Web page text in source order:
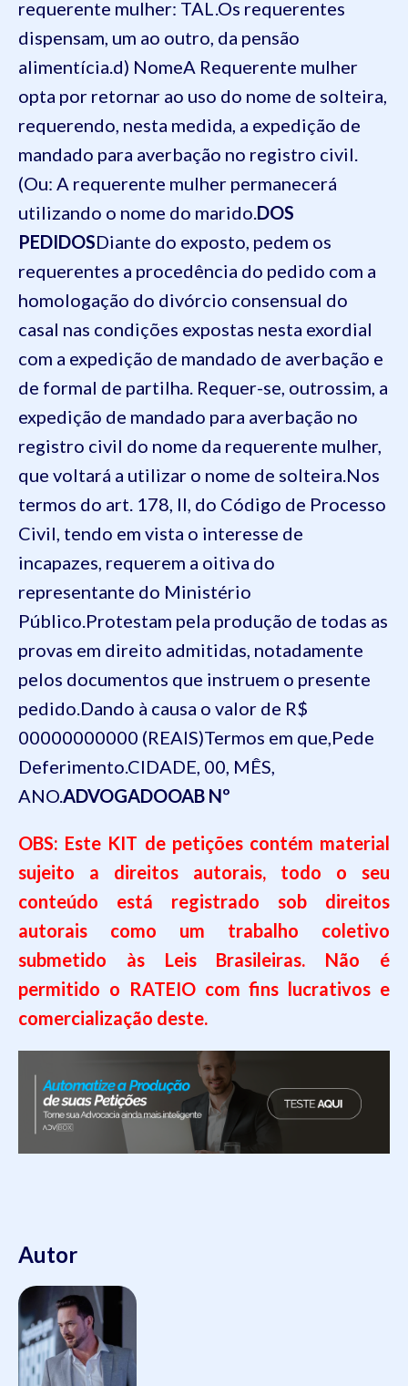
requerente mulher: TAL.Os requerentes
dispensam, um ao outro, da pensão
alimentícia.d) NomeA Requerente mulher
opta por retornar ao uso do nome de solteira,
requerendo, nesta medida, a expedição de
mandado para averbação no registro civil.
(Ou: A requerente mulher permanecerá
utilizando o nome do marido.DOS
PEDIDOSDiante do exposto, pedem os
requerentes a procedência do pedido com a
homologação do divórcio consensual do
casal nas condições expostas nesta exordial
com a expedição de mandado de averbação e
de formal de partilha. Requer-se, outrossim, a
expedição de mandado para averbação no
registro civil do nome da requerente mulher,
que voltará a utilizar o nome de solteira.Nos
termos do art. 178, II, do Código de Processo
Civil, tendo em vista o interesse de
incapazes, requerem a oitiva do
representante do Ministério
Público.Protestam pela produção de todas as
provas em direito admitidas, notadamente
pelos documentos que instruem o presente
pedido.Dando à causa o valor de R$
00000000000 (REAIS)Termos em que,Pede
Deferimento.CIDADE, 00, MÊS,
ANO.ADVOGADOOAB Nº
OBS: Este KIT de petições contém material
sujeito a direitos autorais, todo o seu
conteúdo está registrado sob direitos
autorais como um trabalho coletivo
submetido às Leis Brasileiras. Não é
permitido o RATEIO com fins lucrativos e
comercialização deste.
Autor